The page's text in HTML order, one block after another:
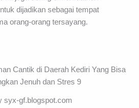
dijadikan sebagai tempat
orang-orang tersayang.
syx-gf.blogspot.com